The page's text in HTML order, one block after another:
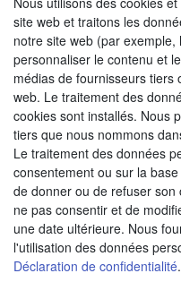
Moyens de paiement
Autres modes de
Paiement à réception de
Paiement anticipé
Nous trouver
site web et traitons les
notre site web (par
personnaliser le contenu et
médias de fournisseurs
web. Le traitement des
cookies sont installés. Nous
tiers que nous nommons
Le traitement des données
consentement ou sur la
de donner ou de refuser
ne pas consentir et de
une date ultérieure. Nous
l'utilisation des données
Déclaration de confidentialité.